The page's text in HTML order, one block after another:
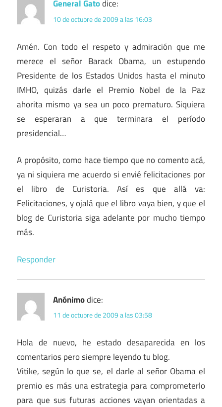
General Gatodice:
10 de octubre de 2009 a las 16:03
Amén. Con todo el respeto y admiración que me
merece el señor Barack Obama, un estupendo
Presidente de los Estados Unidos hasta el minuto
IMHO, quizás darle el Premio Nobel de la Paz
ahorita mismo ya sea un poco prematuro. Siquiera
se esperaran a que terminara el período
presidencial…
A propósito, como hace tiempo que no comento acá,
ya ni siquiera me acuerdo si envié felicitaciones por
el libro de Curistoria. Así es que allá va:
Felicitaciones, y ojalá que el libro vaya bien, y que el
blog de Curistoria siga adelante por mucho tiempo
más.
Responder
Anónimodice:
11 de octubre de 2009 a las 03:58
Hola de nuevo, he estado desaparecida en los
comentarios pero siempre leyendo tu blog.
Vitike, según lo que se, el darle al señor Obama el
premio es más una estrategia para comprometerlo
para que sus futuras acciones vayan orientadas a